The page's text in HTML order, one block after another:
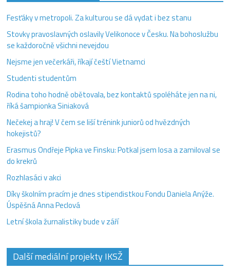
Fesťáky v metropoli. Za kulturou se dá vydat i bez stanu
Stovky pravoslavných oslavily Velikonoce v Česku. Na bohoslužbu
se každoročně všichni nevejdou
Nejsme jen večerkáři, říkají čeští Vietnamci
Studenti studentům
Rodina toho hodně obětovala, bez kontaktů spoléháte jen na ni,
říká šampionka Siniaková
Nečekej a hraj! V čem se liší trénink juniorů od hvězdných
hokejistů?
Erasmus Ondřeje Pipka ve Finsku: Potkal jsem losa a zamiloval se
do krekrů
Rozhlasáci v akci
Díky školním pracím je dnes stipendistkou Fondu Daniela Anýže.
Úspěšná Anna Peclová
Letní škola žurnalistiky bude v září
Další mediální projekty IKSŽ